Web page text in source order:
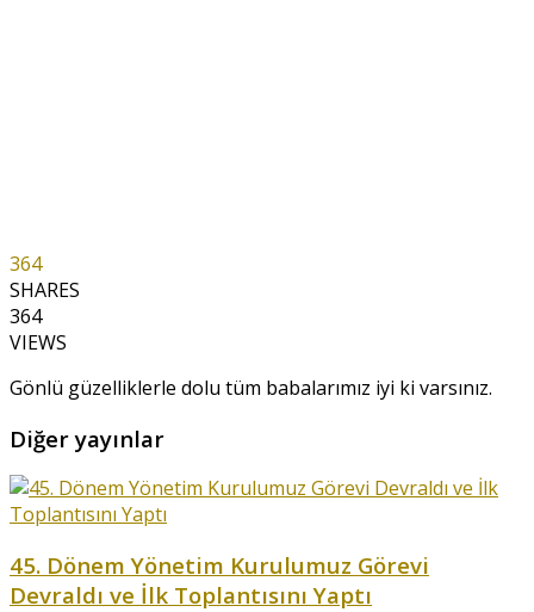
364
SHARES
364
VIEWS
Gönlü güzelliklerle dolu tüm babalarımız iyi ki varsınız.
Diğer yayınlar
45. Dönem Yönetim Kurulumuz Görevi
Devraldı ve İlk Toplantısını Yaptı